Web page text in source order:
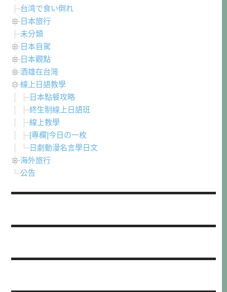
台湾で食い倒れ
日本旅行
未分類
日本自駕
日本觀點
酒雄在台灣
線上日語教學
日本點餐攻略
終生制線上日語班
線上教學
[專欄]今日の一枚
日劇動漫名言學日文
海外旅行
公告